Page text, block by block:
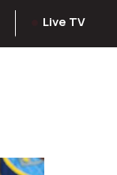
Live TV